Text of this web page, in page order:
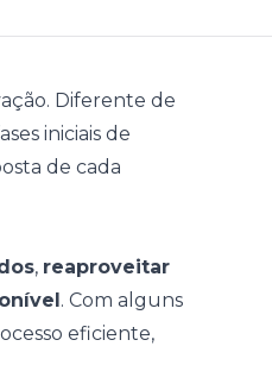
Diferente de
iniciais de
de cada
, reaproveitar
. Com alguns
eficiente,